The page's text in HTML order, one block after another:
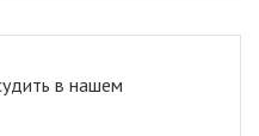
в нашем